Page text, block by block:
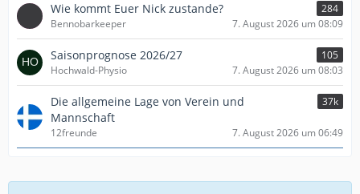
Wie kommt Euer Nick zustande?
284
Bennobarkeeper
7. August 2026 um 08:09
Saisonprognose 2026/27
105
Hochwald-Physio
7. August 2026 um 08:03
Die allgemeine Lage von Verein und
Mannschaft
37k
12freunde 7. August 2026 um 06:49